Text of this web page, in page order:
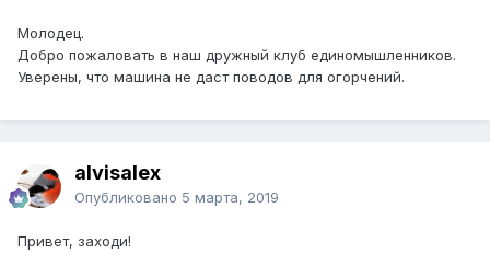
Молодец.
Добро пожаловать в наш дружный клуб единомышленников.
Уверены, что машина не даст поводов для огорчений.
alvisalex
Опубликовано 5 марта, 2019
Привет, заходи!